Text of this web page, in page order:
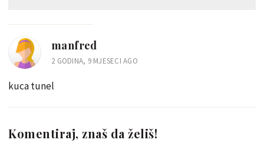
manfred
2 GODINA, 9 MJESECI AGO
kuca tunel
Komentiraj, znaš da želiš!